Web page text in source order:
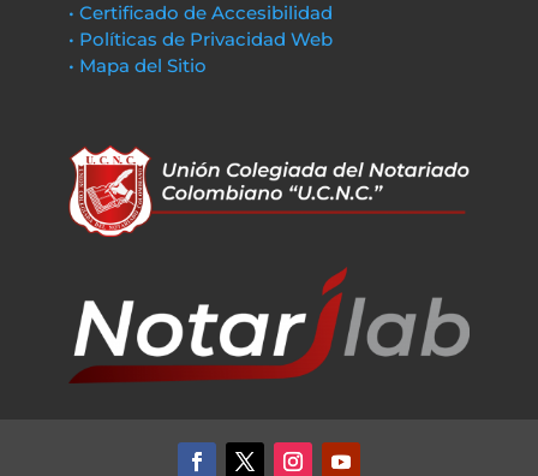
• Certificado de Accesibilidad
• Políticas de Privacidad Web
• Mapa del Sitio